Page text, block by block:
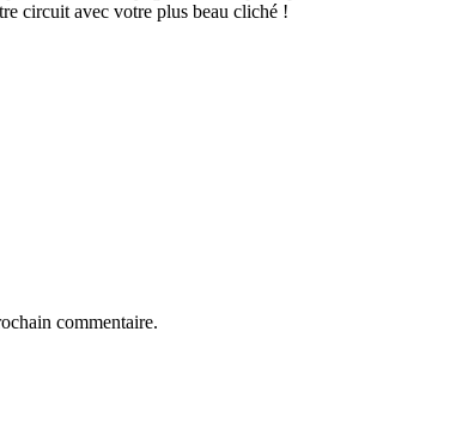
circuit avec votre plus beau cliché !
commentaire.